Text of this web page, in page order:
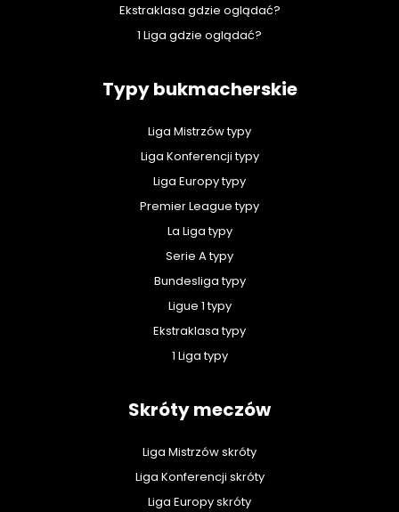
Ekstraklasa gdzie oglądać?
1 Liga gdzie oglądać?
Typy bukmacherskie
Liga Mistrzów typy
Liga Konferencji typy
Liga Europy typy
Premier League typy
La Liga typy
Serie A typy
Bundesliga typy
Ligue 1 typy
Ekstraklasa typy
1 Liga typy
Skróty meczów
Liga Mistrzów skróty
Liga Konferencji skróty
Liga Europy skróty